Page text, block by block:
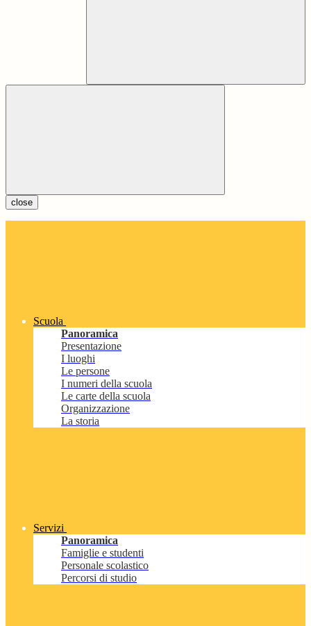
close
Scuola
Panoramica
Presentazione
I luoghi
Le persone
I numeri della scuola
Le carte della scuola
Organizzazione
La storia
Servizi
Panoramica
Famiglie e studenti
Personale scolastico
Percorsi di studio